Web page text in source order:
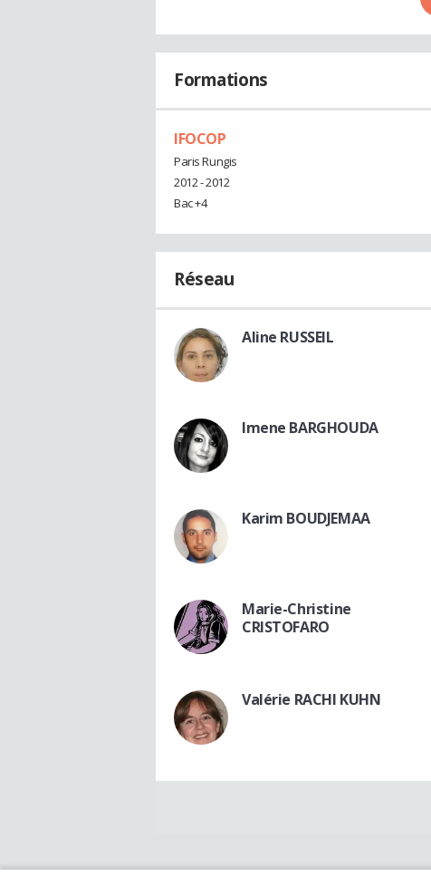
Formations
IFOCOP
Paris Rungis
2012 - 2012
Bac +4
Réseau
Aline RUSSEIL
Imene BARGHOUDA
Karim BOUDJEMAA
Marie-Christine
CRISTOFARO
Valérie RACHI KUHN